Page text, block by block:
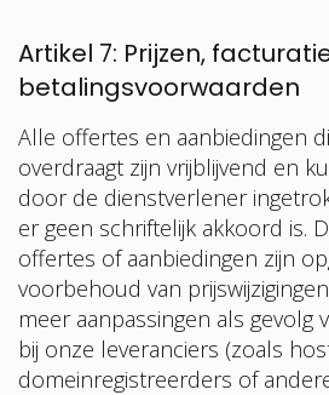
Artikel 7: Prijzen,
betalingsvoorwaarden
Alle offertes en aanbiedingen
overdraagt zijn vrijblijvend en
door de dienstverlener
er geen schriftelijk akkoord is.
offertes of aanbiedingen zijn
voorbehoud van
meer aanpassingen als gevolg
bij onze leveranciers (zoals
domeinregistreerders of